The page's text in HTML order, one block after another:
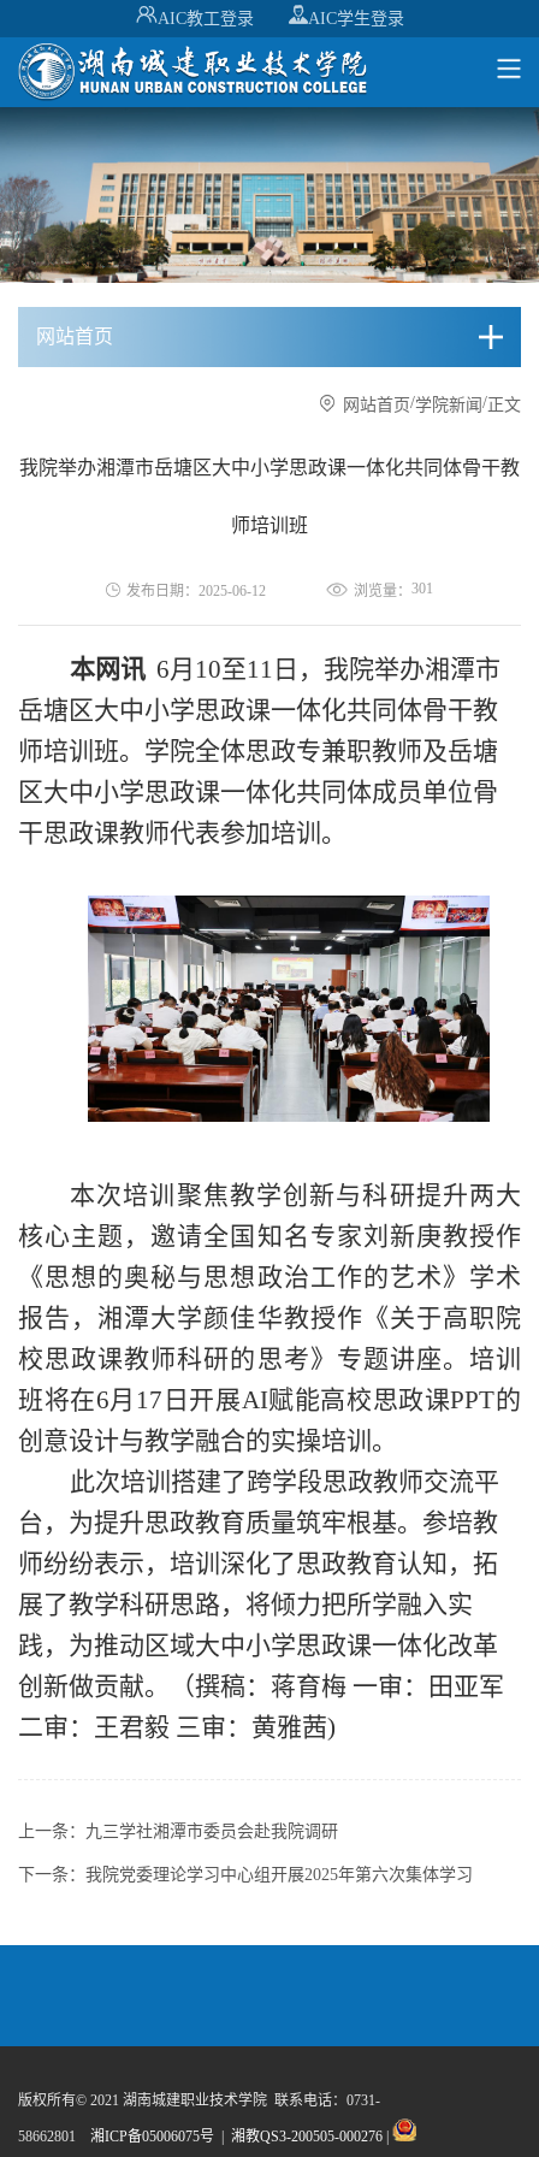
AIC教工登录 AIC学生登录
网站首页
网站首页/学院新闻 /正文
我院举办湘潭市岳塘区大中小学思政课一体化共同体骨干教
师培训班
发布日期：2025-06-12 浏览量： 301
本网讯 6月10至11 日，我院举办湘潭市
岳塘区大中小学思政课一体化共同体骨干教
师培训班。学院全体思政专兼职教师及岳塘
区大中小学思政课一体化共同体成员单位骨
干思政课教师代表参加培训。
本次培训聚焦教学创新与科研提升两大
核心主题 ，邀请全国知名专家刘新庚教授作
《思想的奥秘与思想政治工作的艺术》学术
报告 ， 湘潭大学颜佳华教授作《关于高职院
校思政课教师科研的思考》 专题讲座。 培训
班将在6月17日开展AI赋能高校思政课PPT的
创意设计与教学融合的实操培训。
此次培训搭建了跨学段思政教师交流平
台，为提升思政教育质量筑牢根基。参培教
师纷纷表示， 培训深化了思政教育认知，拓
展了教学科研思路， 将倾力把所学融入实
践， 为推动区域大中小学思政课一体化改革
创新做贡献。 （撰稿：蒋育梅 一审：田亚军
二审：王君毅 三审：黄雅茜)
上一条： 九三学社湘潭市委员会赴我院调研
下一条： 我院党委理论学习中心组开展2025年第六次集体学习
版权所有© 2021 湖南城建职业技术学院 联系电话：0731-
58662801 湘ICP备05006075号 | 湘教QS3-200505-000276 |